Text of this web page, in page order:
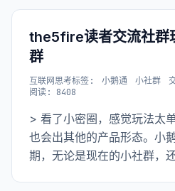
the5fire读者交流社群
群
互联网思考标签: 小鹅通 小社群
阅读: 8408
> 看了小密圈，感觉玩法太
也会出其他的产品形态。小
期，无论是现在的小社群，